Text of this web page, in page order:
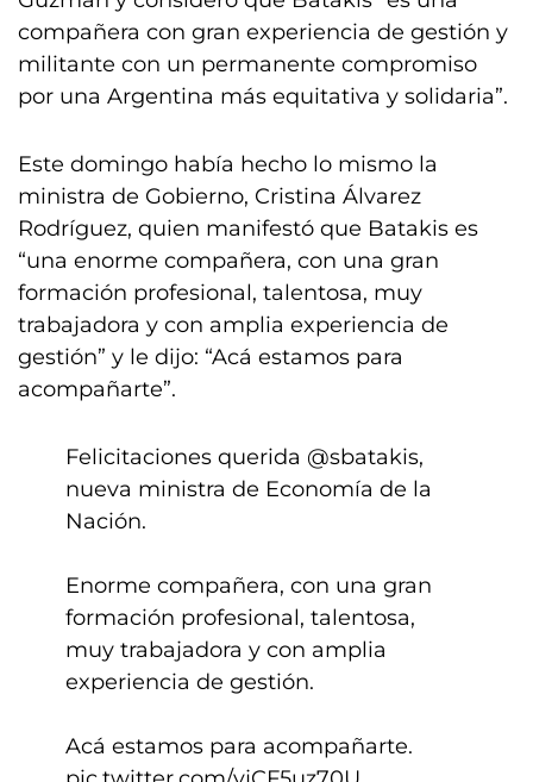
compañera con gran experiencia de gestión y
militante con un permanente compromiso
por una Argentina más equitativa y solidaria”.
Este domingo había hecho lo mismo la
ministra de Gobierno, Cristina Álvarez
Rodríguez, quien manifestó que Batakis es
“una enorme compañera, con una gran
formación profesional, talentosa, muy
trabajadora y con amplia experiencia de
gestión” y le dijo: “Acá estamos para
acompañarte”.
Felicitaciones querida @sbatakis,
nueva ministra de Economía de la
Nación.
Enorme compañera, con una gran
formación profesional, talentosa,
muy trabajadora y con amplia
experiencia de gestión.
Acá estamos para acompañarte.